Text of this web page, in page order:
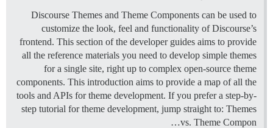
Discourse Themes and Theme Components can be used to
customize the look, feel and functionality of Discourse’s
frontend. This section of the developer guides aims to provide
all the reference materials you need to develop simple themes
for a single site, right up to complex open-source theme
components. This introduction aims to provide a map of all the
tools and APIs for theme development. If you prefer a step-by-
step tutorial for theme development, jump straight to: Themes
vs. Theme Compon…